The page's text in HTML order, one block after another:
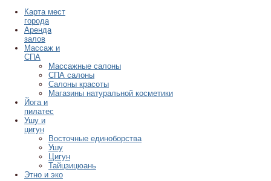
Карта мест
города
Аренда
залов
Массаж и
СПА
Массажные салоны
СПА салоны
Салоны красоты
Магазины натуральной косметики
Йога и
пилатес
Ушу и
цигун
Восточные единоборства
Ушу
Цигун
Тайцзицюань
Этно и эко